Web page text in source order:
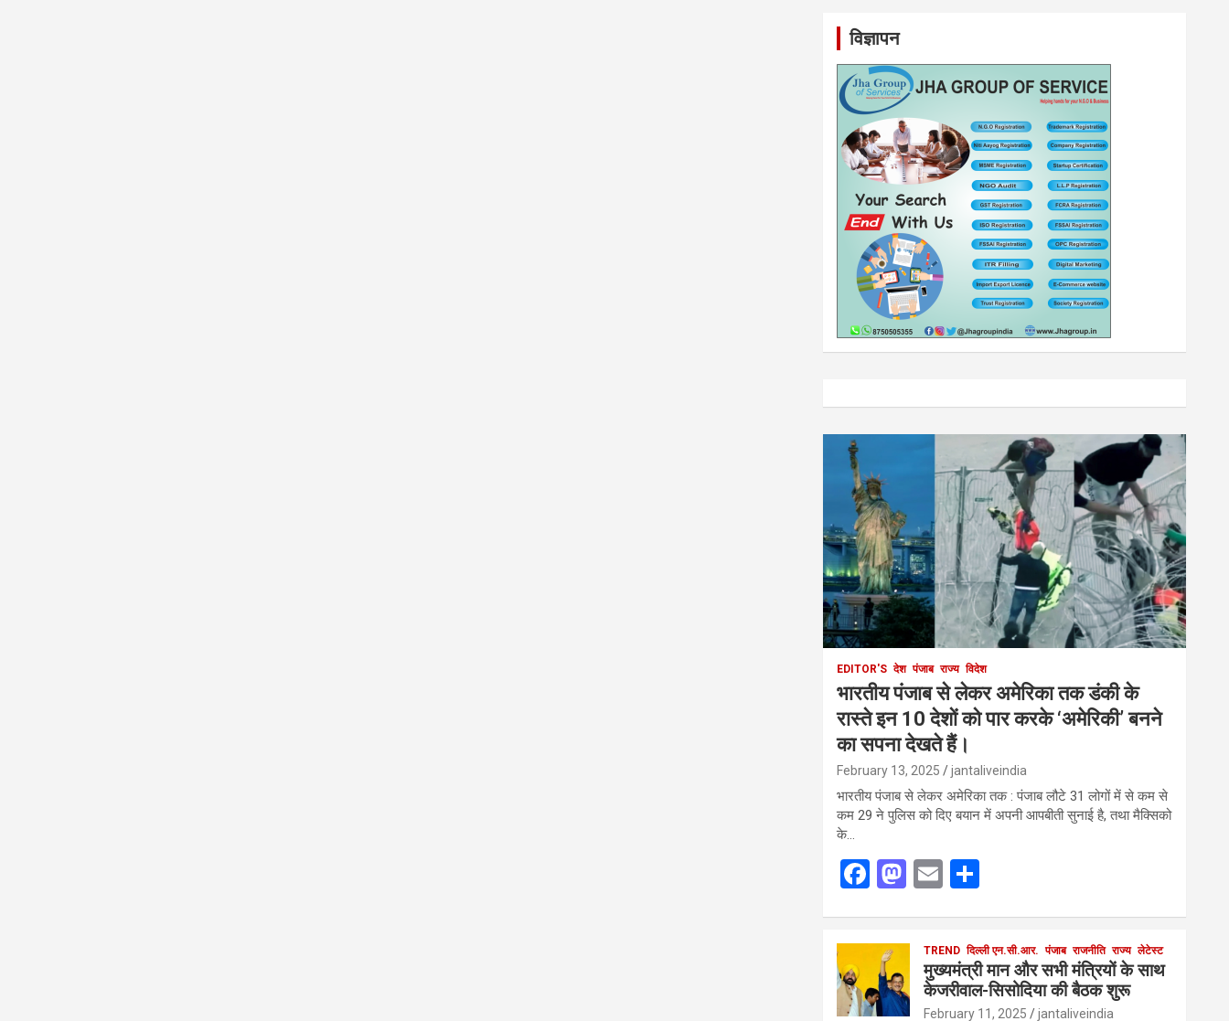
विज्ञापन
EDITOR'S देश पंजाब राज्य विदेश
भारतीय पंजाब से लेकर अमेरिका तक डंकी के
रास्ते इन 10 देशों को पार करके ‘अमेरिकी’ बनने
का सपना देखते हैं।
February 13, 2025 jantaliveindia
भारतीय पंजाब से लेकर अमेरिका तक : पंजाब लौटे 31 लोगों में से कम से
कम 29 ने पुलिस को दिए बयान में अपनी आपबीती सुनाई है, तथा मैक्सिको
के…
F
b
o
M
d
E
e
TREND दिल्ली एन.सी.आर. पंजाब राजनीति राज्य लेटेस्ट
मुख्यमंत्री मान और सभी मंत्रियों के साथ
केजरीवाल-सिसोदिया की बैठक शुरू
February 11, 2025 jantaliveindia